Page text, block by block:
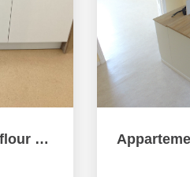
Appartement Saint-flour 3 pièce(s)